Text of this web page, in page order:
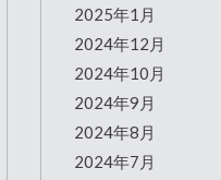
2025年1月
2024年12月
2024年10月
2024年9月
2024年8月
2024年7月